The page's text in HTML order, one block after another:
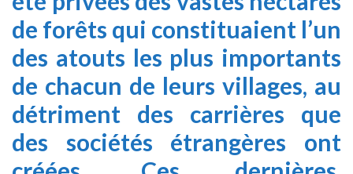
de forêts qui constituaient l’un
des atouts les plus importants
de chacun de leurs villages, au
détriment des carrières que
des sociétés étrangères ont